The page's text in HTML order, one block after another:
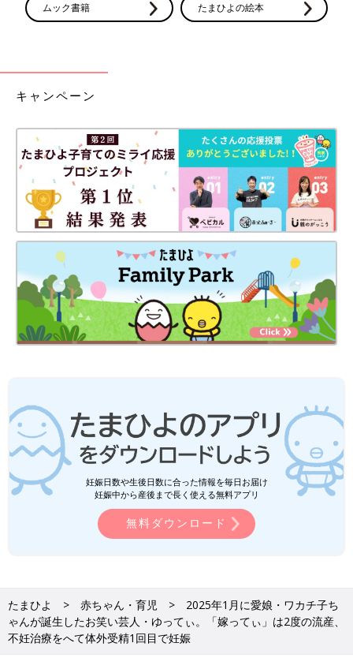
ムック書籍 たまひよの絵本
キャンペーン
妊娠日数や生後日数に合った情報を毎日お届け
妊娠中から産後まで長く使える無料アプリ
無料ダウンロード
たまひよ 赤ちゃん・育児
2025年1月に愛娘・ワカチ子ち
ゃんが誕生したお笑い芸人・ゆってぃ。「嫁ってぃ」は2度の流産、
不妊治療をへて体外受精1回目で妊娠